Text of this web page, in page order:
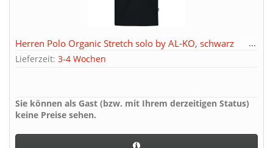
Herren Polo Organic Stretch solo by AL-KO, schwarz
Lieferzeit: 3-4 Wochen
Sie können als Gast (bzw. mit Ihrem derzeitigen Status)
keine Preise sehen.